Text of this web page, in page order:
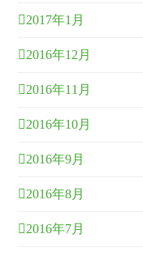
2017年1月
2016年12月
2016年11月
2016年10月
2016年9月
2016年8月
2016年7月